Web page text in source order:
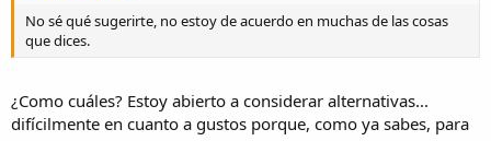
No sé qué sugerirte, no estoy de acuerdo en muchas de las cosas
que dices.
¿Como cuáles? Estoy abierto a considerar alternativas...
difícilmente en cuanto a gustos porque, como ya sabes, para